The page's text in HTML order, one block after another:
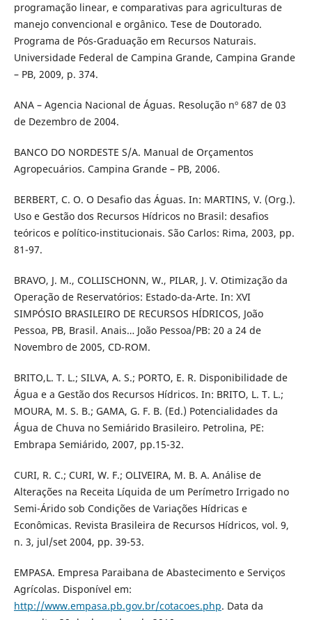
programação linear, e comparativas para agriculturas de
manejo convencional e orgânico. Tese de Doutorado.
Programa de Pós-Graduação em Recursos Naturais.
Universidade Federal de Campina Grande, Campina Grande
– PB, 2009, p. 374.
ANA – Agencia Nacional de Águas. Resolução nº 687 de 03
de Dezembro de 2004.
BANCO DO NORDESTE S/A. Manual de Orçamentos
Agropecuários. Campina Grande – PB, 2006.
BERBERT, C. O. O Desafio das Águas. In: MARTINS, V. (Org.).
Uso e Gestão dos Recursos Hídricos no Brasil: desafios
teóricos e político-institucionais. São Carlos: Rima, 2003, pp.
81-97.
BRAVO, J. M., COLLISCHONN, W., PILAR, J. V. Otimização da
Operação de Reservatórios: Estado-da-Arte. In: XVI
SIMPÓSIO BRASILEIRO DE RECURSOS HÍDRICOS, João
Pessoa, PB, Brasil. Anais… João Pessoa/PB: 20 a 24 de
Novembro de 2005, CD-ROM.
BRITO,L. T. L.; SILVA, A. S.; PORTO, E. R. Disponibilidade de
Água e a Gestão dos Recursos Hídricos. In: BRITO, L. T. L.;
MOURA, M. S. B.; GAMA, G. F. B. (Ed.) Potencialidades da
Água de Chuva no Semiárido Brasileiro. Petrolina, PE:
Embrapa Semiárido, 2007, pp.15-32.
CURI, R. C.; CURI, W. F.; OLIVEIRA, M. B. A. Análise de
Alterações na Receita Líquida de um Perímetro Irrigado no
Semi-Árido sob Condições de Variações Hídricas e
Econômicas. Revista Brasileira de Recursos Hídricos, vol. 9,
n. 3, jul/set 2004, pp. 39-53.
EMPASA. Empresa Paraibana de Abastecimento e Serviços
Agrícolas. Disponível em:
http://www.empasa.pb.gov.br/cotacoes.php. Data da